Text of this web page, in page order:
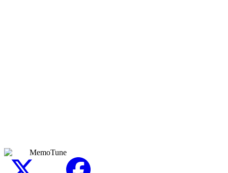
MemoTune